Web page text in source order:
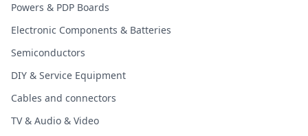
Powers & PDP Boards
Electronic Components & Batteries
Semiconductors
DIY & Service Equipment
Cables and connectors
TV & Audio & Video